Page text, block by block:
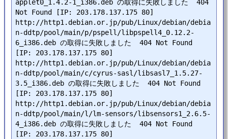
applet0_1.4.2-1_i386.deb の取得に失敗しました  404
Not Found [IP: 203.178.137.175 80]
http://http1.debian.or.jp/pub/Linux/debian/debia
n-ddtp/pool/main/p/pspell/libpspell4_0.12.2-
6_i386.deb の取得に失敗しました  404 Not Found
[IP: 203.178.137.175 80]
http://http1.debian.or.jp/pub/Linux/debian/debia
n-ddtp/pool/main/c/cyrus-sasl/libsasl7_1.5.27-
3.5_i386.deb の取得に失敗しました  404 Not Found
[IP: 203.178.137.175 80]
http://http1.debian.or.jp/pub/Linux/debian/debia
n-ddtp/pool/main/l/lm-sensors/libsensors1_2.6.5-
4_i386.deb の取得に失敗しました  404 Not Found
[IP: 203.178.137.175 80]